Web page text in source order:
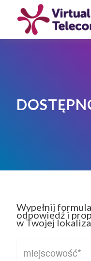
Wypełnij
odpowiedź i
w Twojej